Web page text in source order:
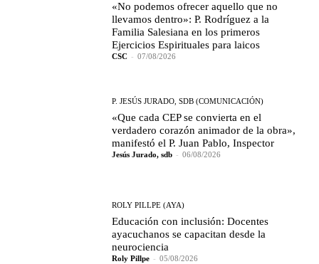
«No podemos ofrecer aquello que no
llevamos dentro»: P. Rodríguez a la
Familia Salesiana en los primeros
Ejercicios Espirituales para laicos
CSC - 07/08/2026
P. JESÚS JURADO, SDB (COMUNICACIÓN)
«Que cada CEP se convierta en el
verdadero corazón animador de la obra»,
manifestó el P. Juan Pablo, Inspector
Jesús Jurado, sdb - 06/08/2026
ROLY PILLPE (AYA)
Educación con inclusión: Docentes
ayacuchanos se capacitan desde la
neurociencia
Roly Pillpe - 05/08/2026